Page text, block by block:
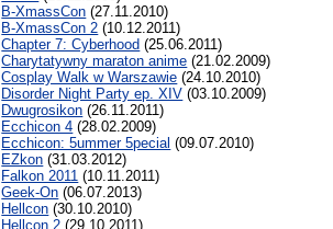
B-XmassCon (27.11.2010)
B-XmassCon 2 (10.12.2011)
Chapter 7: Cyberhood (25.06.2011)
Charytatywny maraton anime (21.02.2009)
Cosplay Walk w Warszawie (24.10.2010)
Disorder Night Party ep. XIV (03.10.2009)
Dwugrosikon (26.11.2011)
Ecchicon 4 (28.02.2009)
Ecchicon: 5ummer 5pecial (09.07.2010)
EZkon (31.03.2012)
Falkon 2011 (10.11.2011)
Geek-On (06.07.2013)
Hellcon (30.10.2010)
Hellcon 2 (29.10.2011)